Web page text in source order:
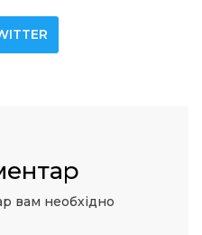
вам необхідно